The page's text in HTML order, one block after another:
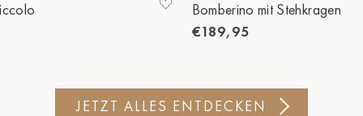
Bomberino mit Stehkragen
€189,95
JETZT ALLES ENTDECKEN